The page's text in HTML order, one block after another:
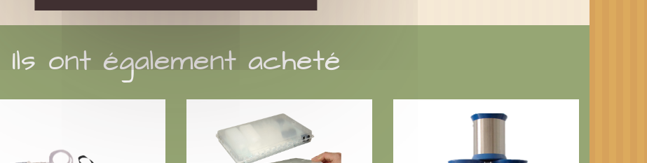
Ils ont également acheté